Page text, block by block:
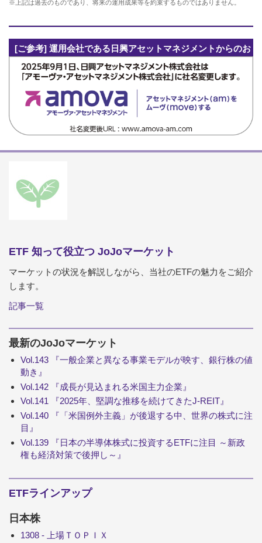
※上記は過去のものであり、将来の運用成果等を約束するものではありません。
[ご参考] 運用会社である日興アセットマネジメントからのお
知らせ
ETF 知って役立つ JoJoマーケット
マーケットの状況を解説しながら、当社のETFの魅力をご紹介
します。
記事一覧
最新のJoJoマーケット
Vol.143 『一般企業と異なる事業モデルが映す、銀行株の値
動き』
Vol.142 『成長が見込まれる米国主力企業』
Vol.141 『2025年、堅調な推移を続けてきたJ-REIT』
Vol.140 『「米国例外主義」が後退する中、世界の株式に注
目』
Vol.139 『日本の半導体株式に投資するETFに注目 ～新政
権も経済対策で後押し～』
ETFラインアップ
日本株
1308 - 上場ＴＯＰＩＸ